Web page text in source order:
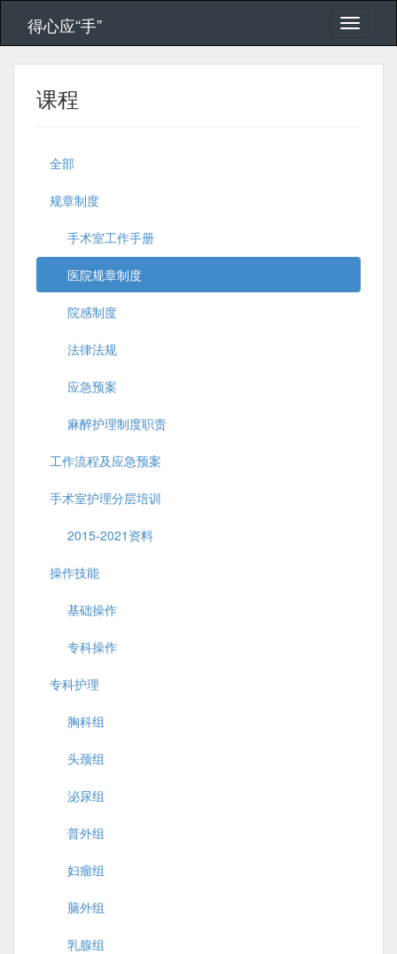
得心应“手”
课程
全部
规章制度
手术室工作手册
医院规章制度
院感制度
法律法规
应急预案
麻醉护理制度职责
工作流程及应急预案
手术室护理分层培训
2015-2021资料
操作技能
基础操作
专科操作
专科护理
胸科组
头颈组
泌尿组
普外组
妇瘤组
脑外组
乳腺组